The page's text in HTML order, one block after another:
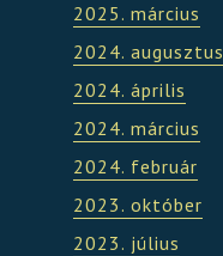
2025. március
2024. augusztus
2024. április
2024. március
2024. február
2023. október
2023. július